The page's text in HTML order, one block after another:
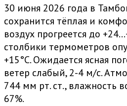
30 июня 2026 года в
сохранится тёплая и
воздух прогреется до
столбики термометров
+15°C. Ожидается ясная
ветер слабый, 2-4 м/с.
744 мм рт. ст., влажность
67%.